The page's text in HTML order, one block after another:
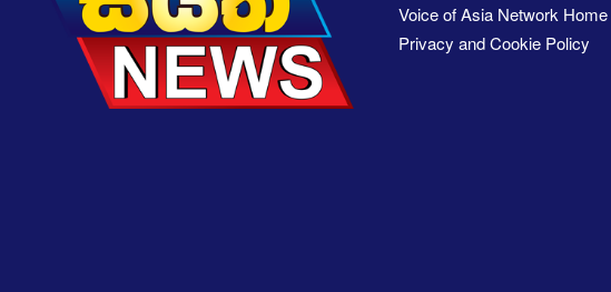
Voice of Asia Network Home
Privacy and Cookie Policy